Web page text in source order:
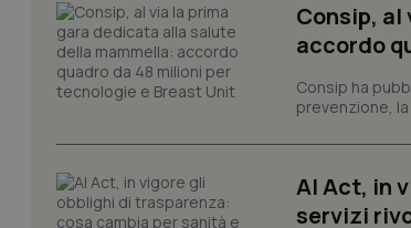
Consip,
accordo
Consip ha
prevenzione,
AI Act, in
servizi